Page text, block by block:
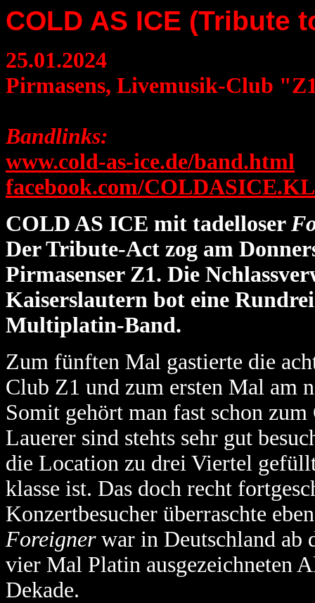
COLD AS ICE (Tribute
25.01.2024
Pirmasens, Livemusik-Club
Bandlinks:
www.cold-as-ice.de/band.html
facebook.com/COLDASICE.KL
COLD AS ICE mit tadelloser
Der Tribute-Act zog am
Pirmasenser Z1. Die
Kaiserslautern bot eine
Multiplatin-Band.
Zum fünften Mal gastierte die
Club Z1 und zum ersten Mal am
Somit gehört man fast schon
Lauerer sind stehts sehr gut
die Location zu drei Viertel
klasse ist. Das doch recht
Konzertbesucher überraschte
Foreignerwar in Deutschland ab
vier Mal Platin ausgezeichneten
Dekade.